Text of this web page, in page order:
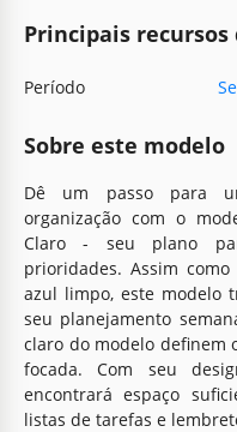
Principais
Período
Sobre este modelo
Dê um passo para
organização com o
Claro - seu plano
prioridades. Assim
azul limpo, este modelo
seu planejamento
claro do modelo definem
focada. Com seu
encontrará espaço
listas de tarefas e